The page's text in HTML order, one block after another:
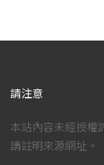
請注意
本站內容未經授權
請註明來源網址。